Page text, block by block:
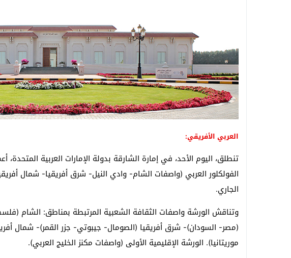
العربي الأفريقي:
تنطلق، اليوم الأحد، في إمارة الشارقة بدولة الإمارات العربية المتحدة،
الجاري.
وتناقش الورشة واصفات الثقافة الشعبية المرتبطة بمناطق: الشام
(مصر- السودان)- شرق أفريقيا (الصومال- جيبوتي- جزر القمر)- شمال
موريتانيا). الورشة الإقليمية الأولى (واصفات مكنز الخليج العربي).